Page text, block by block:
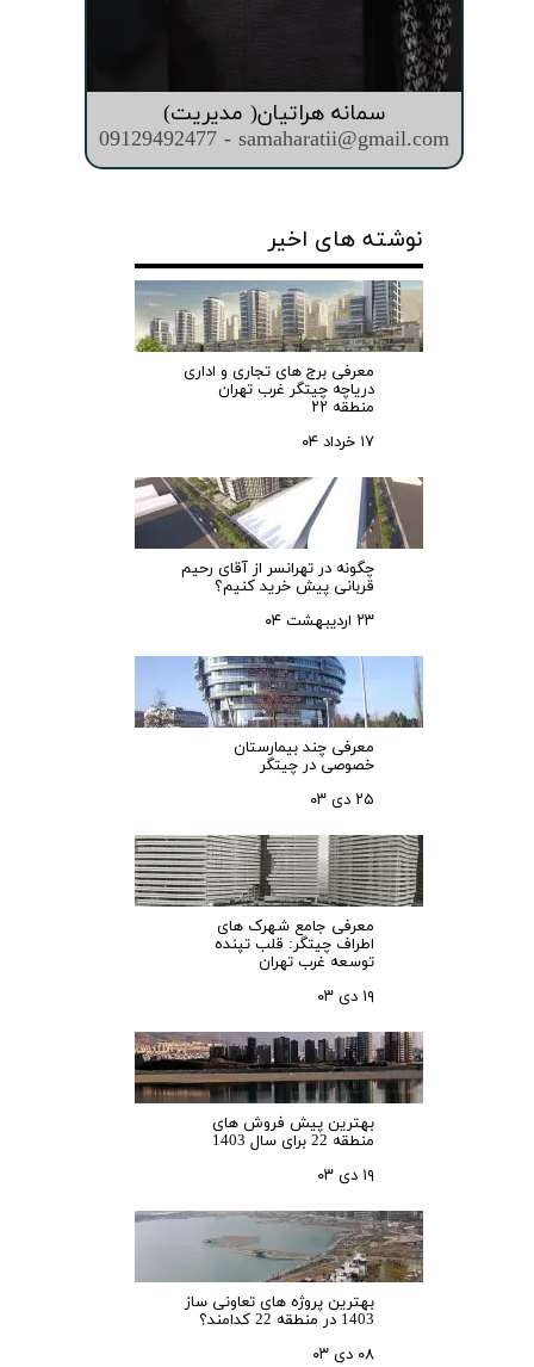
سمانه هراتیان( مدیریت)
09129492477 - samaharatii@gmail.com
نوشته های اخیر
معرفی برج های تجاری و اداری
دریاچه چیتگر غرب تهران
منطقه ۲۲
۱۷ خرداد ۰۴
چگونه در تهرانسر از آقای رحیم
قربانی پیش خرید کنیم؟
۲۳ اردیبهشت ۰۴
معرفی چند بیمارستان
خصوصی در چیتگر
۲۵ دی ۰۳
معرفی جامع شهرک‌ های
اطراف چیتگر: قلب تپنده
توسعه غرب تهران
۱۹ دی ۰۳
بهترین پیش فروش های
منطقه 22 برای سال 1403
۱۹ دی ۰۳
بهترین پروژه های تعاونی ساز
1403 در منطقه 22 کدامند؟
۰۸ دی ۰۳